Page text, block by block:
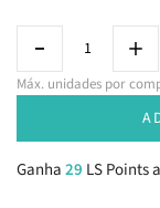
Máx. unidades por
Ganha29 LS Points